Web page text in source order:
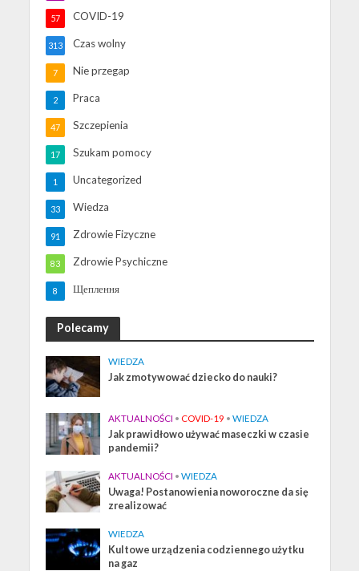
COVID-19
57
Czas wolny
313
Nie przegap
7
Praca
2
Szczepienia
47
Szukam pomocy
17
Uncategorized
1
Wiedza
33
Zdrowie Fizyczne
91
Zdrowie Psychiczne
83
Щеплення
8
Polecamy
WIEDZA
Jak zmotywować dziecko do nauki?
AKTUALNOŚCI • COVID-19 • WIEDZA
Jak prawidłowo używać maseczki w czasie
pandemii?
AKTUALNOŚCI • WIEDZA
Uwaga! Postanowienia noworoczne da się
zrealizować
WIEDZA
Kultowe urządzenia codziennego użytku
na gaz